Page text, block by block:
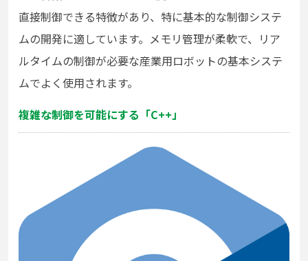
直接制御できる特徴があり、特に基本的な制御システ
ムの開発に適しています。メモリ管理が柔軟で、リア
ルタイムの制御が必要な産業用ロボットの基本システ
ムでよく使用されます。
複雑な制御を可能にする「C++」